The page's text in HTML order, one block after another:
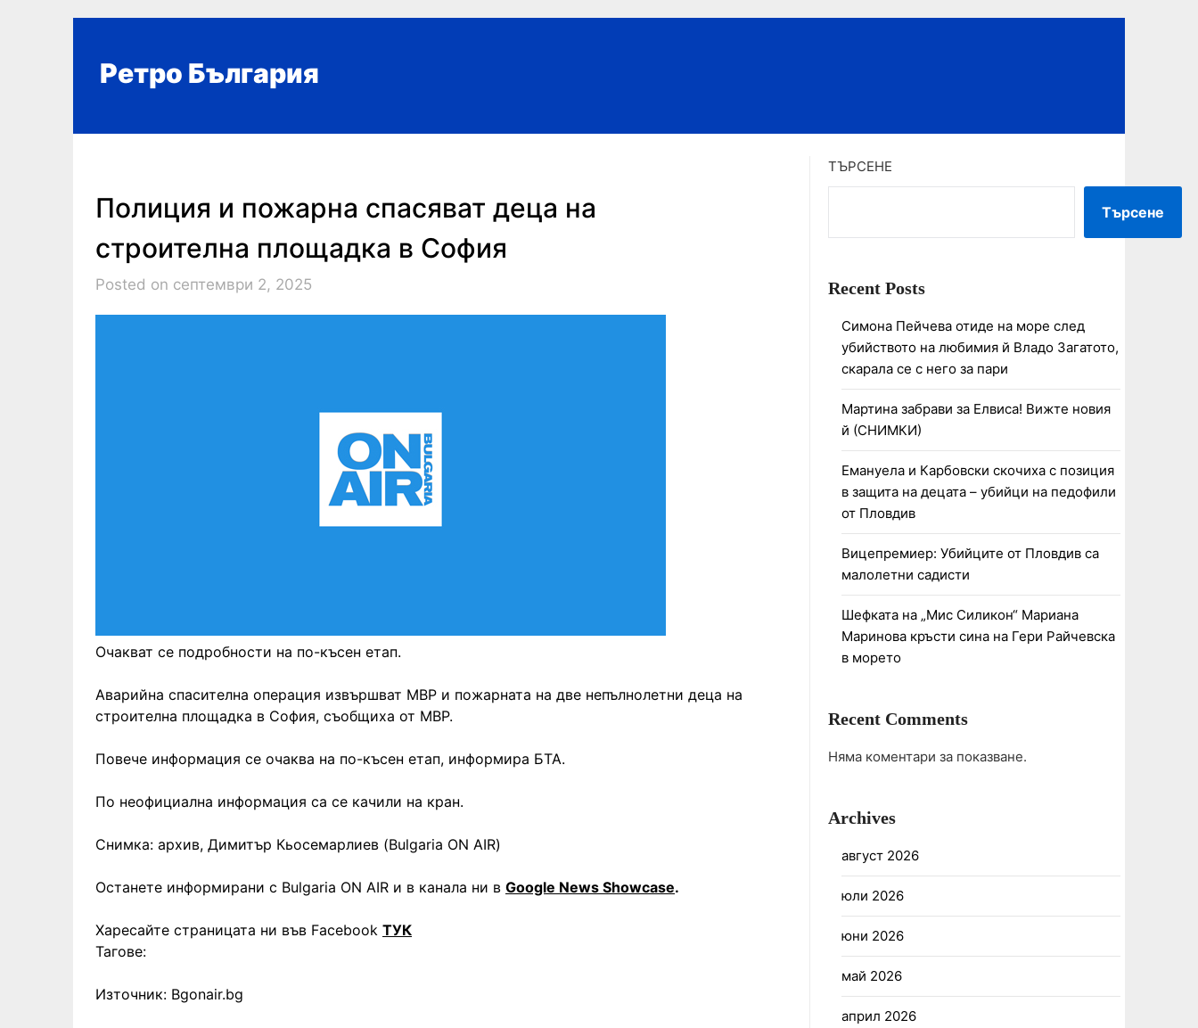
Ретро България
Полиция и пожарна спасяват деца на
строителна площадка в София
Posted on септември 2, 2025
Очакват се подробности на по-късен етап.
Аварийна спасителна операция извършват МВР и пожарната на две непълнолетни деца на
строителна площадка в София, съобщиха от МВР.
Повече информация се очаква на по-късен етап, информира БТА.
По неофициална информация са се качили на кран.
Снимка: архив, Димитър Кьосемарлиев (Bulgaria ON AIR)
Останете информирани с Bulgaria ON AIR и в канала ни в Google News Showcase.
Харесайте страницата ни във Facebook ТУК
Тагове:
Източник: Bgonair.bg
ТЪРСЕНЕ
Търсене
Recent Posts
Симона Пейчева отиде на море след
убийството на любимия й Владо Загатото,
скарала се с него за пари
Мартина забрави за Елвиса! Вижте новия
й (СНИМКИ)
Емануела и Карбовски скочиха с позиция
в защита на децата – убийци на педофили
от Пловдив
Вицепремиер: Убийците от Пловдив са
малолетни садисти
Шефката на „Мис Силикон“ Мариана
Маринова кръсти сина на Гери Райчевска
в морето
Recent Comments
Няма коментари за показване.
Archives
август 2026
юли 2026
юни 2026
май 2026
април 2026